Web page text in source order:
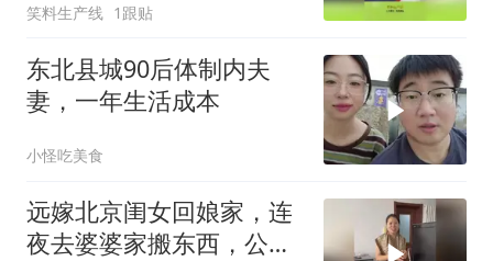
笑料生产线 1跟贴
东北县城90后体制内夫
妻，一年生活成本
小怪吃美食
远嫁北京闺女回娘家，连
夜去婆婆家搬东西，公公